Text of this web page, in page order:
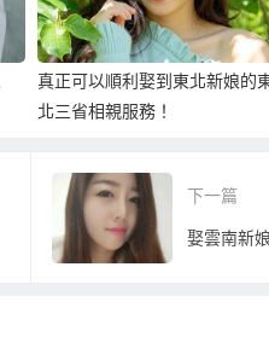
真正可以順利娶到東北新娘的
北三省相親服務！
下一篇
娶雲南新